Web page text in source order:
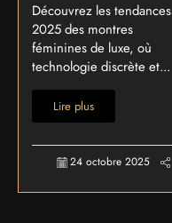
Découvrez les tendances
2025 des montres
féminines de luxe, où
technologie discrète et...
Lire plus
24 octobre 2025